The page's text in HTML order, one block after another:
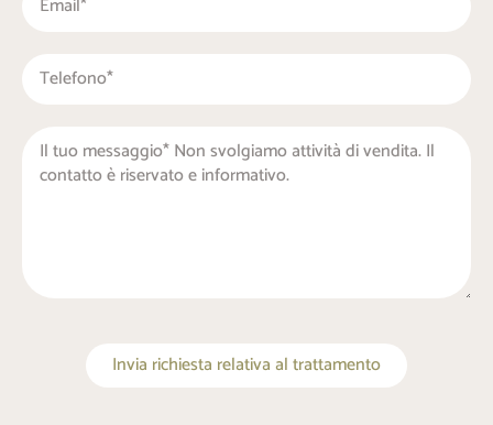
Invia richiesta relativa al trattamento